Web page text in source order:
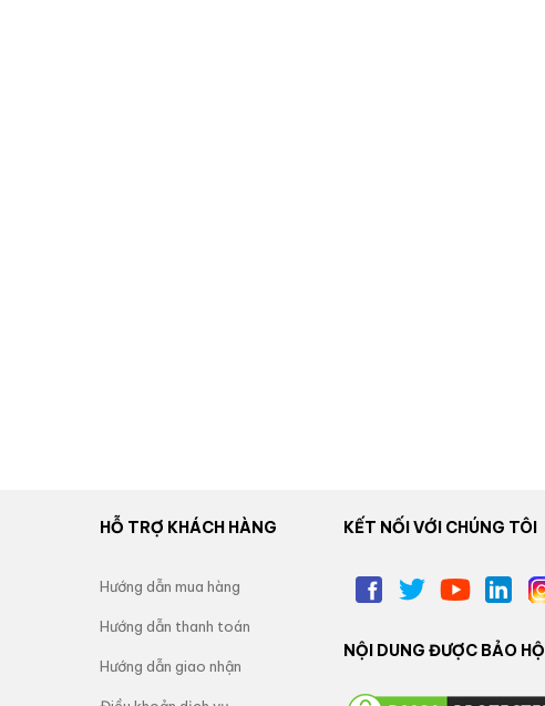
HỖ TRỢ KHÁCH HÀNG
Hướng dẫn mua hàng
Hướng dẫn thanh toán
Hướng dẫn giao nhận
KẾT NỐI VỚI CHÚNG TÔI
NỘI DUNG ĐƯỢC BẢO HỘ